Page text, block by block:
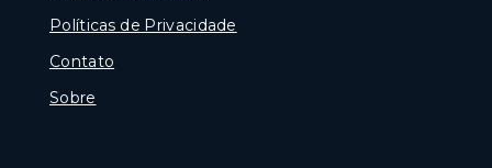
Políticas de Privacidade
Contato
Sobre